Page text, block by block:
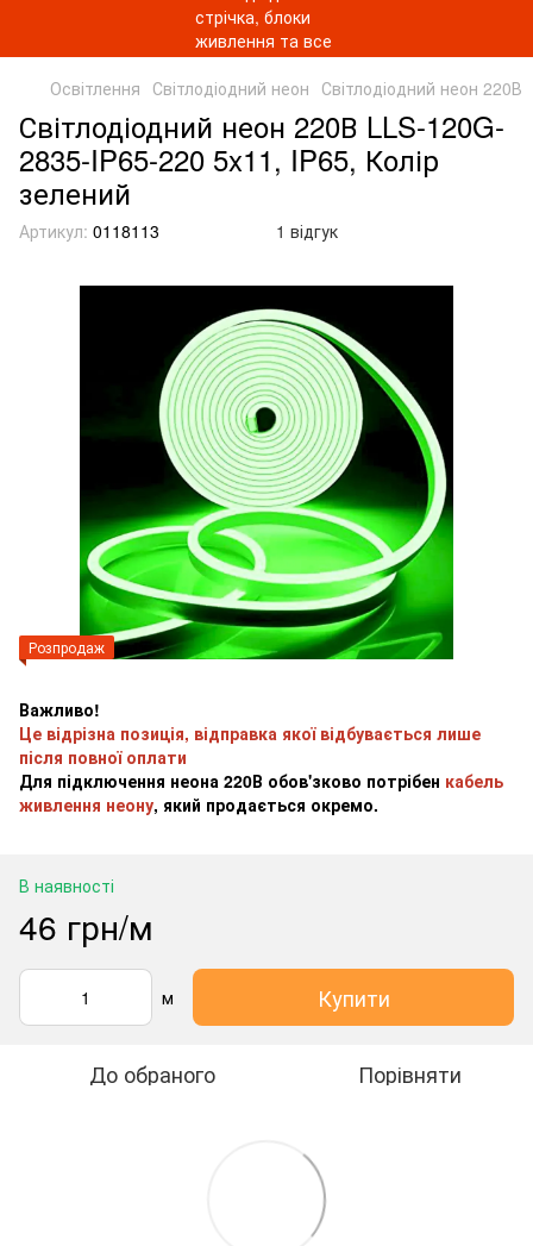
Освітлення Світлодіодний неон Світлодіодний неон 220В
Світлодіодний неон 220В LLS-120G-
2835-IP65-220 5x11, IP65, Колір
зелений
Артикул: 0118113 1 відгук
Розпродаж
Важливо!
Це відрізна позиція, відправка якої відбувається лише
після повної оплати
Для підключення неона 220В обов'зково потрібен кабель
живлення неону, який продається окремо.
В наявності
46 грн/м
м Купити
До обраного Порівняти